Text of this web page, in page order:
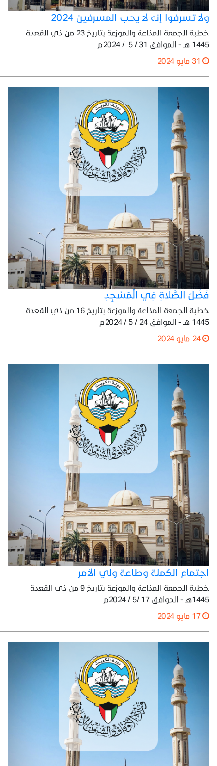
ولا تسرفوا إنه لا يحب المسرفين 2024
خطبة الجمعة المذاعة والموزعة بتاريخ 23 من ذي القعدة
1445 هـ - الموافق 31 / 5 / 2024م
فَضْلُ الصَّلَاةِ فِي الْمَسْجِدِ
خطبة الجمعة المذاعة والموزعة بتاريخ 16 من ذي القعدة
1445 هـ - الموافق 24 / 5 / 2024م
اجتماع الكملة وطاعة ولي الأمر
خطبة الجمعة المذاعة والموزعة بتاريخ 9 من ذي القعدة
1445هـ - الموافق 17 /5 / 2024م